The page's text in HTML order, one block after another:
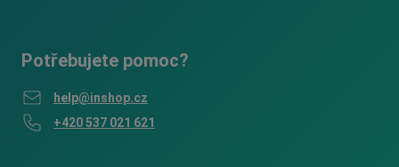
Potřebujete pomoc?
help@inshop.cz
+420 537 021 621